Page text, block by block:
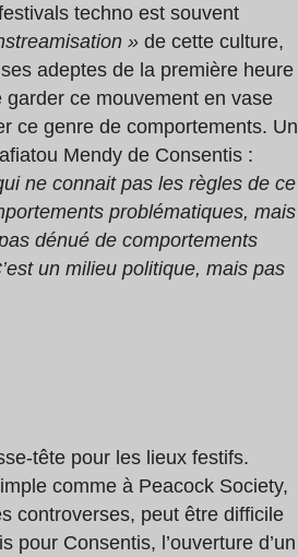
techno est souvent
» de cette culture,
adeptes de la première heure
ce mouvement en vase
ce genre de comportements. Un
Mendy de Consentis :
ne connait pas les règles de ce
problématiques, mais
dénué de comportements
un milieu politique, mais pas
tête pour les lieux festifs.
comme à Peacock Society,
controverses, peut être difficile
pour Consentis, l’ouverture d’un